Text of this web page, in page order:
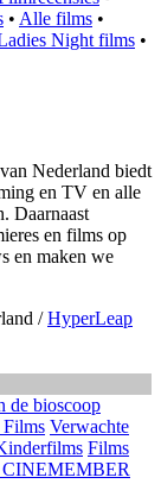
• Alle films •
Night films •
Nederland biedt
en TV en alle
Daarnaast
en films op
en maken we
/HyperLeap
de bioscoop
Films Verwachte
Films
CINEMEMBER